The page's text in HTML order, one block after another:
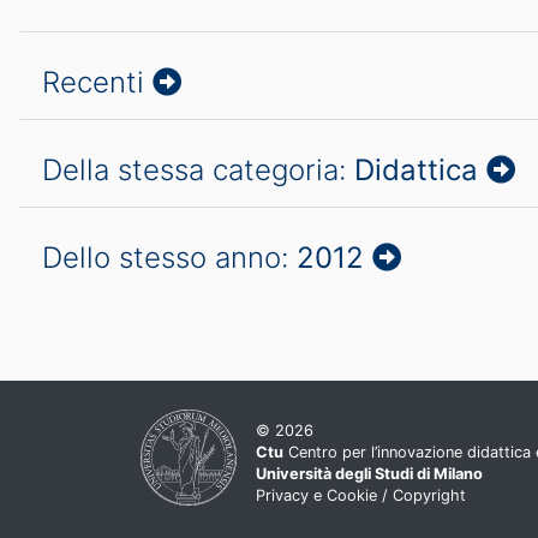
Recenti
Della stessa categoria: Didattica
Dello stesso anno: 2012
© 2026
Ctu Centro per l’innovazione
Università degli Studi di Milano
Privacy e Cookie / Copyright